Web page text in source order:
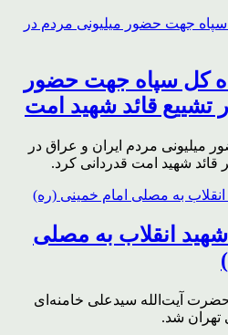
کل سپاه جهت حضور
تشییع قائد شهید امت
میلیونی مردم ایران و عراق در
قائد شهید امت قدردانی کرد.
شهید انقلاب به مصلی
آیت‌الله سیدعلی خامنه‌ای
تهران شد.